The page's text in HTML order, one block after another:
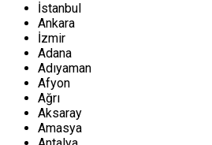
İstanbul
Ankara
İzmir
Adana
Adıyaman
Afyon
Ağrı
Aksaray
Amasya